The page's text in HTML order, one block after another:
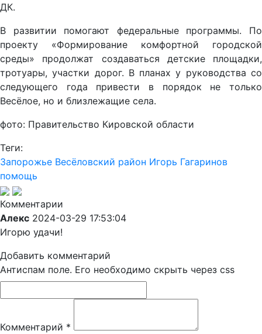
ДК.
В развитии помогают федеральные программы. По
проекту «Формирование комфортной городской
среды» продолжат создаваться детские площадки,
тротуары, участки дорог. В планах у руководства со
следующего года привести в порядок не только
Весёлое, но и близлежащие села.
фото: Правительство Кировской области
Теги:
Запорожье Весёловский район Игорь Гагаринов
помощь
Комментарии
Алекс 2024-03-29 17:53:04
Игорю удачи!
Добавить комментарий
Антиспам поле. Его необходимо скрыть через css
Комментарий *